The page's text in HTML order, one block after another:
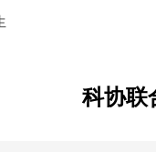
科协联